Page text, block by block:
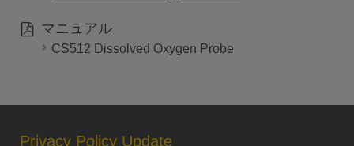
マニュアル
CS512 Dissolved Oxygen Probe
Privacy Policy Update